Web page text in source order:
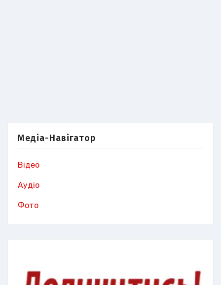
Медіа-Навігатор
Відео
Аудіо
Фото